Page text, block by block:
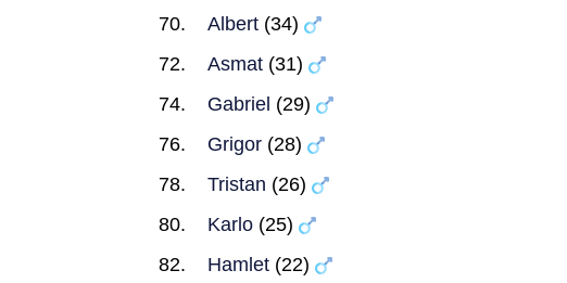
Albert(34)
Asmat(31)
Gabriel (29)
Grigor(28)
Tristan (26)
Karlo(25)
Hamlet(22)